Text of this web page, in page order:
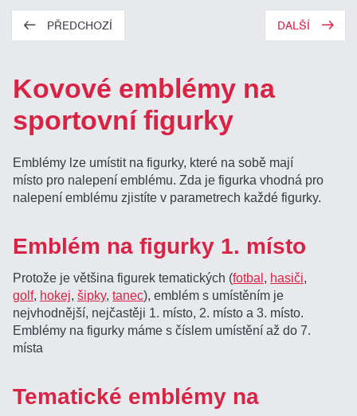
PŘEDCHOZÍ DALŠÍ
Kovové emblémy na
sportovní figurky
Emblémy lze umístit na figurky, které na sobě mají
místo pro nalepení emblému. Zda je figurka vhodná pro
nalepení emblému zjistíte v parametrech každé figurky.
Emblém na figurky 1. místo
Protože je většina figurek tematických (fotbal, hasiči,
golf, hokej,šipky,tanec), emblém s umístěním je
nejvhodnější, nejčastěji 1. místo, 2. místo a 3. místo.
Emblémy na figurky máme s číslem umístění až do 7.
místa
Tematické emblémy na